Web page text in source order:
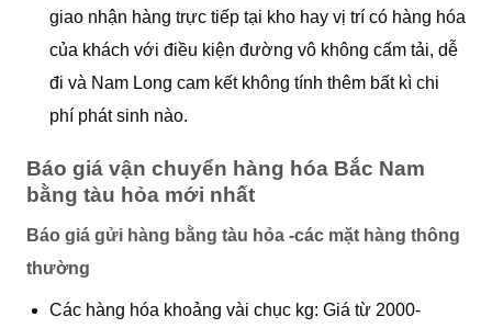
giao nhận hàng trực tiếp tại kho hay vị trí có hàng hóa
của khách với điều kiện đường vô không cấm tải, dễ
đi và Nam Long cam kết không tính thêm bất kì chi
phí phát sinh nào.
Báo giá vận chuyển hàng hóa Bắc Nam
bằng tàu hỏa mới nhất
Báo giá gửi hàng bằng tàu hỏa -các mặt hàng thông
thường
Các hàng hóa khoảng vài chục kg: Giá từ 2000-